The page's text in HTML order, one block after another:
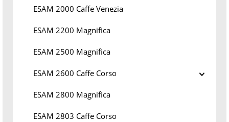
ESAM 2000 Caffe Venezia
ESAM 2200 Magnifica
ESAM 2500 Magnifica
ESAM 2600 Caffe Corso
ESAM 2800 Magnifica
ESAM 2803 Caffe Corso